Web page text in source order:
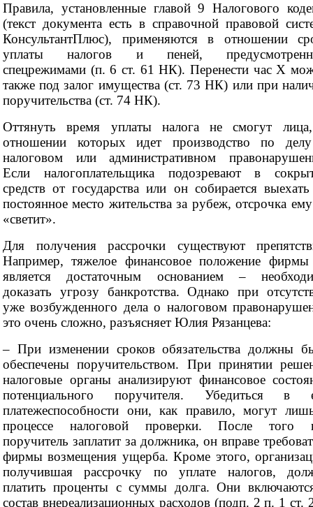
Правила, установленные главой 9 Налогового
(текст документа есть в справочной правовой
КонсультантПлюс), применяются в отношении
уплаты налогов и пеней,
спецрежимами (п. 6 ст. 61 НК). Перенести час Х
также под залог имущества (ст. 73 НК) или при
поручительства (ст. 74 НК).
Оттянуть время уплаты налога не смогут
отношении которых идет производство по
налоговом или административном
Если налогоплательщика подозревают в
средств от государства или он собирается
постоянное место жительства за рубеж, отсрочка
«светит».
Для получения рассрочки существуют
Например, тяжелое финансовое положение
является достаточным основанием –
доказать угрозу банкротства. Однако при
уже возбужденного дела о налоговом
это очень сложно, разъясняет Юлия Рязанцева:
– При изменении сроков обязательства должны
обеспечены поручительством. При принятии
налоговые органы анализируют финансовое
потенциального поручителя. Убедиться в
платежеспособности они, как правило, могут
процессе налоговой проверки. После того
поручитель заплатит за должника, он вправе
фирмы возмещения ущерба. Кроме этого,
получившая рассрочку по уплате налогов,
платить проценты с суммы долга. Они
состав внереализационных расходов (подп. 2 п. 1 ст.